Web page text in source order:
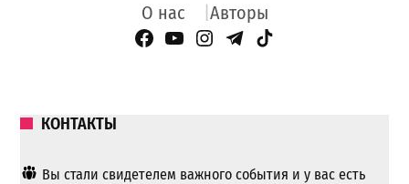
О нас Авторы
Facebook Page
YouTube
Instagram
Telegram
TikTok
КОНТАКТЫ
Вы стали свидетелем важного события и у вас есть